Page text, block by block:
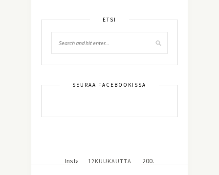
ETSI
SEURAA FACEBOOKISSA
12KUUKAUTTA
Instagram did not return a 200.